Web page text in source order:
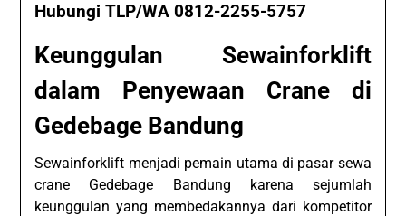
Hubungi TLP/WA 0812-2255-5757
Keunggulan Sewainforklift
dalam Penyewaan Crane di
Gedebage Bandung
Sewainforklift menjadi pemain utama di pasar sewa
crane Gedebage Bandung karena sejumlah
keunggulan yang membedakannya dari kompetitor